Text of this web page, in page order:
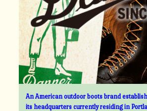
An American outdoor boots brand
its headquarters currently residing in